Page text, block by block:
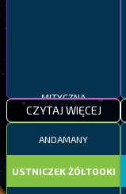
CZYTAJ WIĘCEJ
ANDAMANY
USTNICZEK ŻÓŁTOOKI